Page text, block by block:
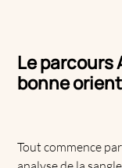
Le parcours
bonne
Tout commence